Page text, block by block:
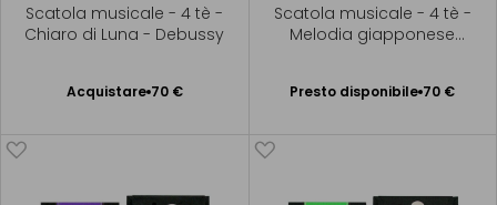
Scatola musicale - 4 tè -
Chiaro di Luna - Debussy
Acquistare 70 €
Aggiungere
Scatola musicale - 4 tè -
Melodia giapponese
Presto disponibile 70 €